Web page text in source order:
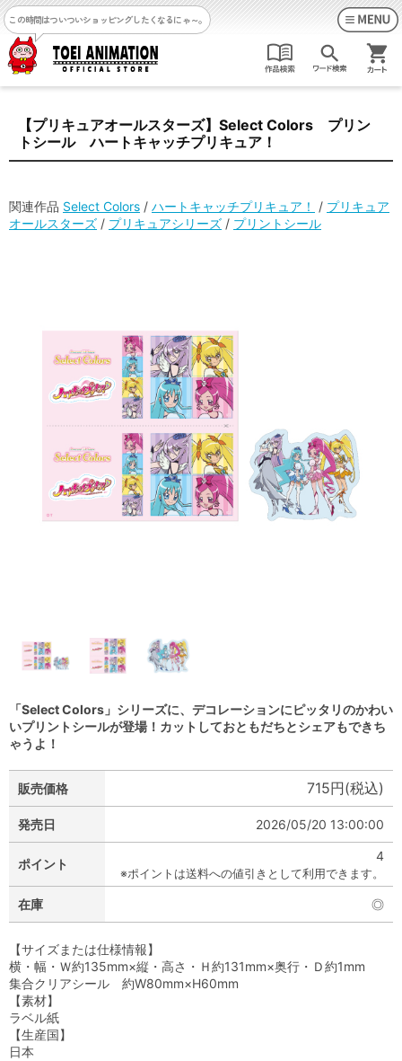
この時間はついついショッピングしたくなるにゃ～。
【プリキュアオールスターズ】Select Colors プリン
トシール ハートキャッチプリキュア！
関連作品 Select Colors / ハートキャッチプリキュア！ / プリキュア
オールスターズ / プリキュアシリーズ / プリントシール
「Select Colors」シリーズに、デコレーションにピッタリのかわい
いプリントシールが登場！カットしておともだちとシェアもできち
ゃうよ！
販売価格 715円(税込)
発売日 2026/05/20 13:00:00
ポイント
4
※ポイントは送料への値引きとして利用できます。
在庫 ◎
【サイズまたは仕様情報】
横・幅・Ｗ約135mm×縦・高さ・Ｈ約131mm×奥行・Ｄ約1mm
集合クリアシール 約W80mm×H60mm
【素材】
ラベル紙
【生産国】
日本